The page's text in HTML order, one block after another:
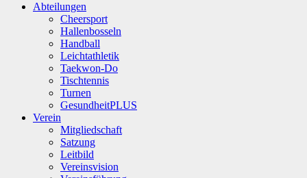
SuchenAbteilungen
Cheersport
Hallenbosseln
Handball
Leichtathletik
Taekwon-Do
Tischtennis
Turnen
GesundheitPLUS
Verein
Mitgliedschaft
Satzung
Leitbild
Vereinsvision